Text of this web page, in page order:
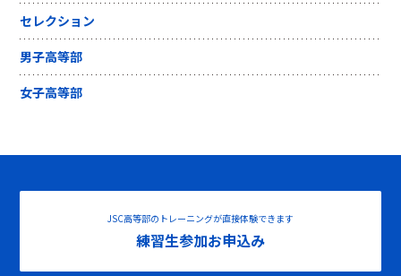
セレクション
男子高等部
女子高等部
JSC高等部のトレーニングが直接体験できます
練習生参加お申込み